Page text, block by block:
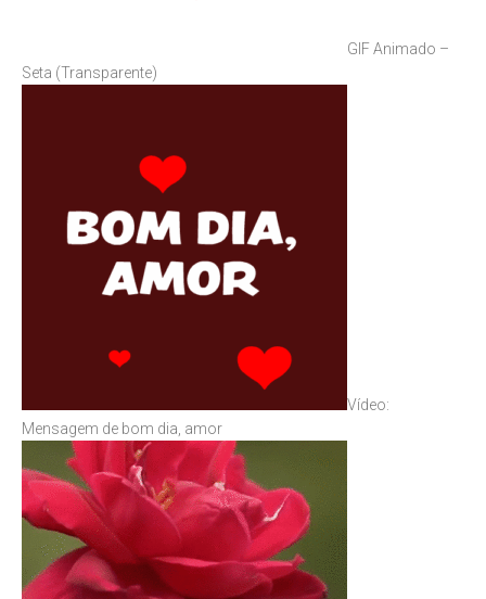
GIF Animado –
Seta (Transparente)
Vídeo:
Mensagem de bom dia, amor